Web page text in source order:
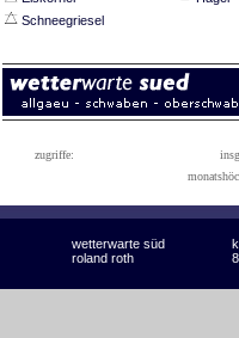
Schneegriesel
zugriffe:
wetterwarte süd
roland roth